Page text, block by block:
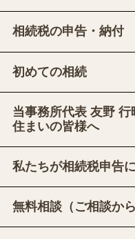
相続税の申告・納付
初めての相続
当事務所代表 友野
住まいの皆様へ
私たちが相続税申告
無料相談（ご相談か